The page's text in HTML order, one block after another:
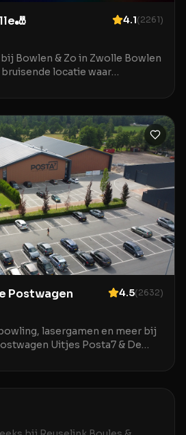
4.1(2261)
Bowlen & Zo in Zwolle Bowlen
locatie waar
Postwagen 4.5(2632)
lasergamen en meer bij
Uitjes Posta7 & De